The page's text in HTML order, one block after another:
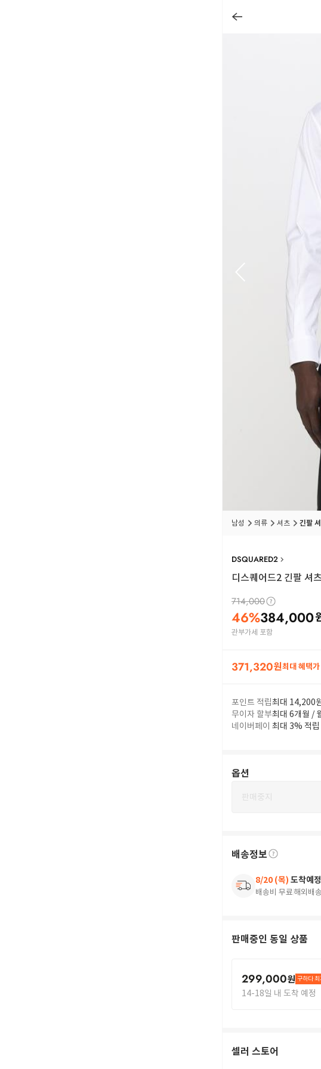
남성 의류 셔츠 긴팔
DSQUARED2
디스퀘어드2 긴팔 셔
714,000
46%384,000
관부가세 포함
371,320원최대 혜택가
포인트 적립최대 14,200
무이자 할부최대 6개월 /
네이버페이 최대 3% 적립
옵션
판매중지
배송정보
8/20 (목) 도착예정
배송비 무료해외배송
판매중인 동일 상품
299,000원 구하다
14-18일 내 도착 예정
셀러 스토어